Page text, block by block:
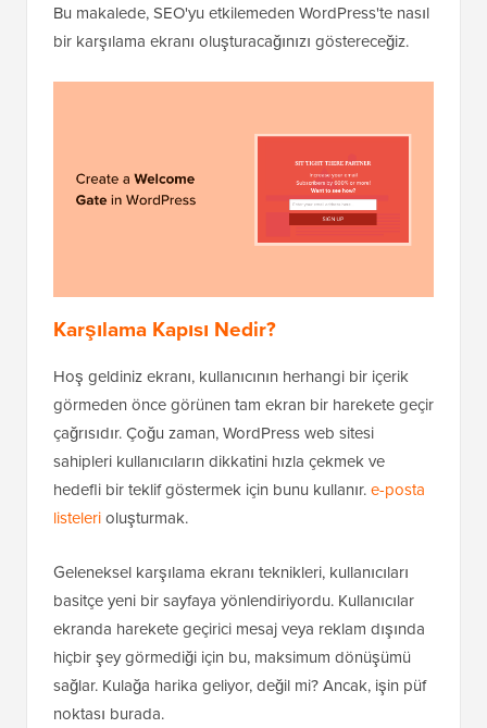
Bu makalede, SEO'yu etkilemeden WordPress'te nasıl
bir karşılama ekranı oluşturacağınızı göstereceğiz.
Karşılama Kapısı Nedir?
Hoş geldiniz ekranı, kullanıcının herhangi bir içerik
görmeden önce görünen tam ekran bir harekete geçir
çağrısıdır. Çoğu zaman, WordPress web sitesi
sahipleri kullanıcıların dikkatini hızla çekmek ve
hedefli bir teklif göstermek için bunu kullanır.e-posta
listelerioluşturmak.
Geleneksel karşılama ekranı teknikleri, kullanıcıları
basitçe yeni bir sayfaya yönlendiriyordu. Kullanıcılar
ekranda harekete geçirici mesaj veya reklam dışında
hiçbir şey görmediği için bu, maksimum dönüşümü
sağlar. Kulağa harika geliyor, değil mi? Ancak, işin püf
noktası burada.